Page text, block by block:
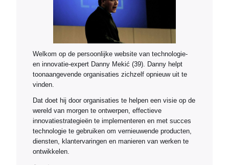
Welkom op de persoonlijke website van technologie-
en innovatie-expert Danny Mekić (39). Danny helpt
toonaangevende organisaties zichzelf opnieuw uit te
vinden.
Dat doet hij door organisaties te helpen een visie op de
wereld van morgen te ontwerpen, effectieve
innovatiestrategieën te implementeren en met succes
technologie te gebruiken om vernieuwende producten,
diensten, klantervaringen en manieren van werken te
ontwikkelen.